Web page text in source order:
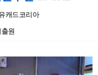
캐드코리아
원